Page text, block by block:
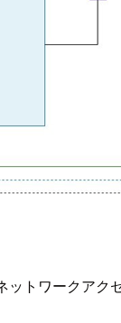
トワークアク